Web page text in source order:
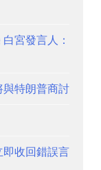
宮發言人：
特朗普商討
收回錯誤言